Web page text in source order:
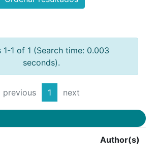
1-1 of 1 (Search time: 0.003
seconds).
previous 1 next
Author(s)